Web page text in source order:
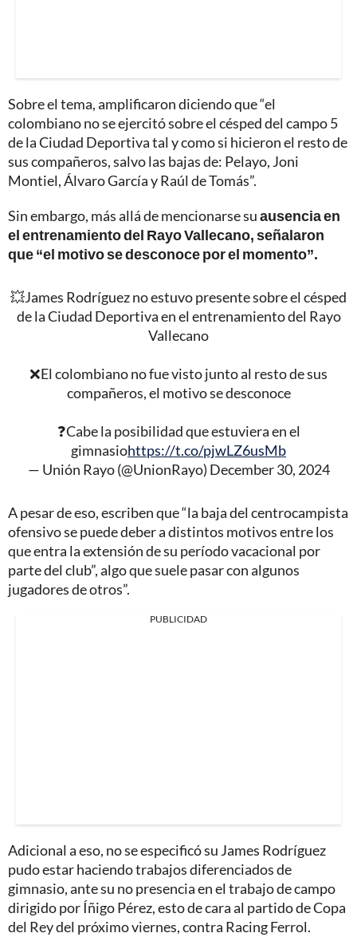
Sobre el tema, amplificaron diciendo que “el
colombiano no se ejercitó sobre el césped del campo 5
de la Ciudad Deportiva tal y como si hicieron el resto de
sus compañeros, salvo las bajas de: Pelayo, Joni
Montiel, Álvaro García y Raúl de Tomás”.
Sin embargo, más allá de mencionarse suausencia en
el entrenamiento del Rayo Vallecano, señalaron
que “el motivo se desconoce por el momento”.
💥James Rodríguez no estuvo presente sobre el césped
de la Ciudad Deportiva en el entrenamiento del Rayo
Vallecano
❌El colombiano no fue visto junto al resto de sus
compañeros, el motivo se desconoce
❓Cabe la posibilidad que estuviera en el
gimnasiohttps://t.co/pjwLZ6usMb
— Unión Rayo (@UnionRayo) December 30, 2024
A pesar de eso, escriben que “la baja del centrocampista
ofensivo se puede deber a distintos motivos entre los
que entra la extensión de su período vacacional por
parte del club”, algo que suele pasar con algunos
jugadores de otros”.
PUBLICIDAD
Adicional a eso, no se especificó su James Rodríguez
pudo estar haciendo trabajos diferenciados de
gimnasio, ante su no presencia en el trabajo de campo
dirigido por Íñigo Pérez, esto de cara al partido de Copa
del Rey del próximo viernes, contra Racing Ferrol.